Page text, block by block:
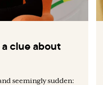
clue about
seemingly sudden: